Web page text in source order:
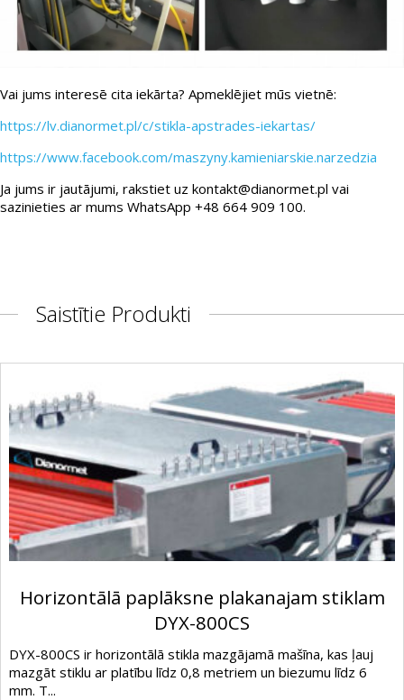
Vai jums interesē cita iekārta? Apmeklējiet mūs vietnē:
https://lv.dianormet.pl/c/stikla-apstrades-iekartas/
https://www.facebook.com/maszyny.kamieniarskie.narzedzia
Ja jums ir jautājumi, rakstiet uz kontakt@dianormet.pl vai
sazinieties ar mums WhatsApp +48 664 909 100.
Saistītie Produkti
Horizontālā paplāksne plakanajam stiklam
DYX-800CS
DYX-800CS ir horizontālā stikla mazgājamā mašīna, kas ļauj
mazgāt stiklu ar platību līdz 0,8 metriem un biezumu līdz 6
mm. T...